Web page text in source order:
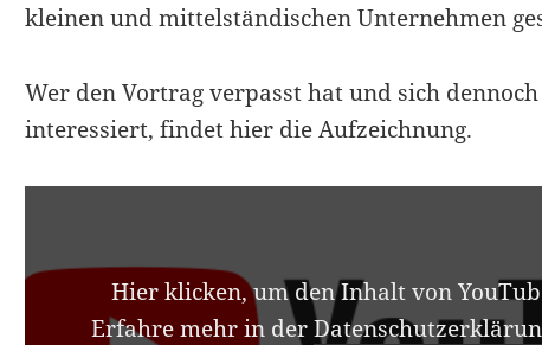
kleinen und mittelständischen Unternehmen
Wer den Vortrag verpasst hat und sich
interessiert, findet hier die Aufzeichnung.
ANZEIGENHier klicken, um den Inhalt von
Erfahre mehr in der